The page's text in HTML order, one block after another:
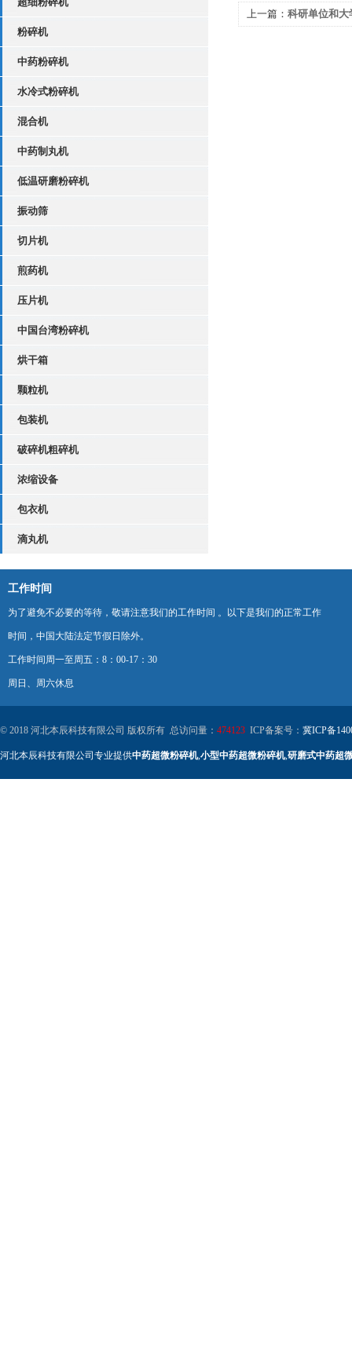
粉碎机
中药粉碎机
水冷式粉碎机
混合机
中药制丸机
低温研磨粉碎机
振动筛
切片机
煎药机
压片机
中国台湾粉碎机
烘干箱
颗粒机
包装机
破碎机粗碎机
浓缩设备
包衣机
滴丸机
上一篇： 科研单位和大
工作时间
为了避免不必要的等待，敬请注意我们的工作时间 。以下是我们的正常工作
时间，中国大陆法定节假日除外。
工作时间周一至周五：8：00-17：30
周日、周六休息
© 2018 河北本辰科技有限公司 版权所有 总访问量： 474123 ICP备案号： 冀ICP备
河北本辰科技有限公司专业提供中药超微粉碎机,小型中药超微粉碎机,研磨式中药超